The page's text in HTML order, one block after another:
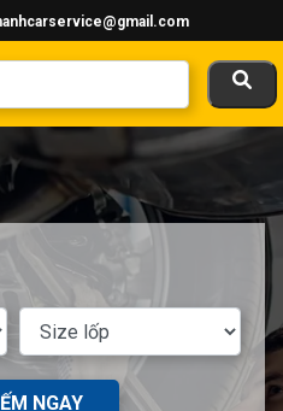
NGAY